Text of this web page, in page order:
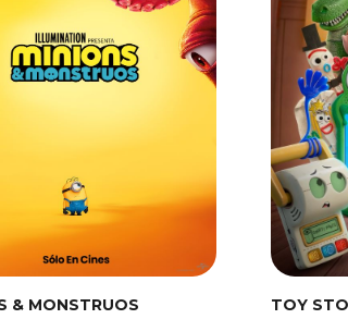
& MONSTRUOS TOY